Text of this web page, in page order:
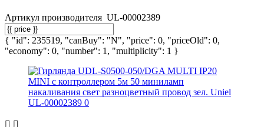
Артикул производителя UL-00002389
{ "id": 235519, "canBuy": "N", "price": 0, "priceOld": 0,
"economy": 0, "number": 1, "multiplicity": 1 }